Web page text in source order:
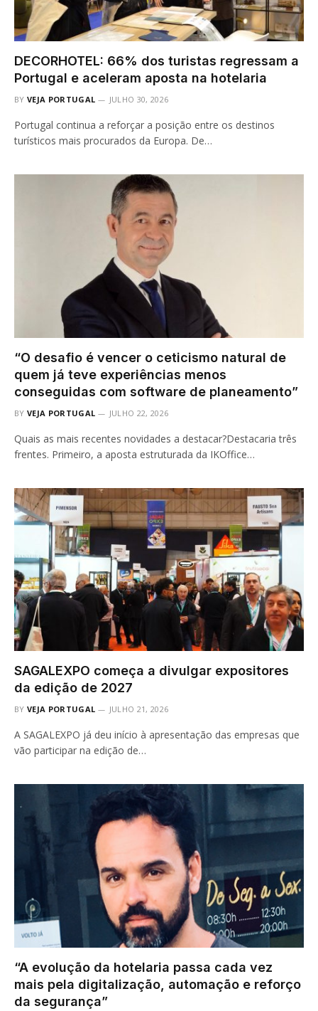
DECORHOTEL: 66% dos turistas regressam a
Portugal e aceleram aposta na hotelaria
BY VEJA PORTUGAL JULHO 30, 2026
Portugal continua a reforçar a posição entre os destinos
turísticos mais procurados da Europa. De…
“O desafio é vencer o ceticismo natural de
quem já teve experiências menos
conseguidas com software de planeamento”
BY VEJA PORTUGAL JULHO 22, 2026
Quais as mais recentes novidades a destacar?Destacaria três
frentes. Primeiro, a aposta estruturada da IKOffice…
SAGALEXPO começa a divulgar expositores
da edição de 2027
BY VEJA PORTUGAL JULHO 21, 2026
A SAGALEXPO já deu início à apresentação das empresas que
vão participar na edição de…
“A evolução da hotelaria passa cada vez
mais pela digitalização, automação e reforço
da segurança”